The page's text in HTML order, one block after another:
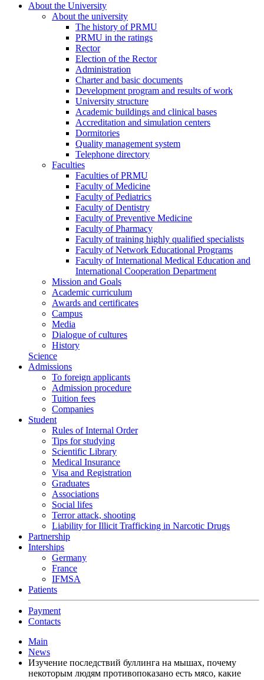
About the University
About the university
The history of PRMU
PRMU in the ratings
Rector
Election of the Rector
Administration
Charter and basic documents
Development program and results of work
University structure
Academic buildings and clinical bases
Accreditation and simulation centers
Dormitories
Quality management system
Telephone directory
Faculties
Faculties of PRMU
Faculty of Medicine
Faculty of Pediatrics
Faculty of Dentistry
Faculty of Preventive Medicine
Faculty of Pharmacy
Faculty of training highly qualified specialists
Faculty of Network Educational Programs
Faculty of International Medical Education and
International Cooperation Department
Mission and Goals
Academic curriculum
Awards and certificates
Campus
Media
Dialogue of cultures
History
Science
Admissions
To foreign applicants
Admission procedure
Tuition fees
Companies
Student
Rules of Internal Order
Tips for studying
Scientific Library
Medical Insurance
Visa and Registration
Graduates
Associations
Social lifes
Terror attack, shooting
Liability for Illicit Trafficking in Narcotic Drugs
Partnership
Interships
Germany
France
IFMSA
Patients
Payment
Contacts
Main
News
Изучение последствий буллинга на мышах, почему
некоторым людям противопоказано есть мясо, какие